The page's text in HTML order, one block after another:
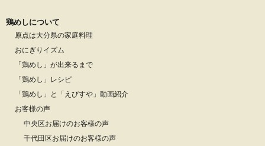
鶏めしについて
原点は大分県の家庭料理
おにぎりイズム
「鶏めし」が出来るまで
「鶏めし」レシピ
「鶏めし」と「えびすや」動画紹介
お客様の声
中央区お届けのお客様の声
千代田区お届けのお客様の声